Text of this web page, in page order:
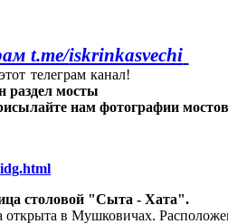
t.me/iskrinkasvechi
телеграм канал!
раздел мосты
нам фотографии мостов
столовой "Сыта - Хата".
открыта в Мушковичах.